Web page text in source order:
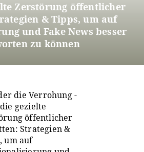
Zerstörung öffentlicher
& Tipps, um auf
und Fake News besser
zu können